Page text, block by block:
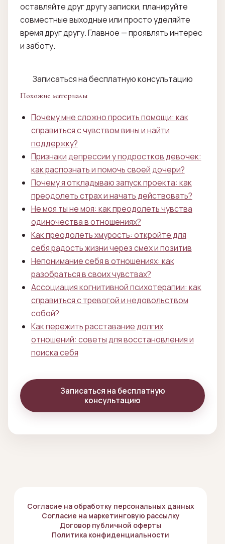
оставляйте друг другу записки, планируйте
совместные выходные или просто уделяйте
время друг другу. Главное — проявлять интерес
и заботу.
Записаться на бесплатную консультацию
Похожие материалы
Почему мне сложно просить помощи: как
справиться с чувством вины и найти
поддержку?
Признаки депрессии у подростков девочек:
как распознать и помочь своей дочери?
Почему я откладываю запуск проекта: как
преодолеть страх и начать действовать?
Не моя ты не моя: как преодолеть чувства
одиночества в отношениях?
Как преодолеть хмурость: откройте для
себя радость жизни через смех и позитив
Непонимание себя в отношениях: как
разобраться в своих чувствах?
Ассоциация когнитивной психотерапии: как
справиться с тревогой и недовольством
собой?
Как пережить расставание долгих
отношений: советы для восстановления и
поиска себя
Записаться на бесплатную
консультацию
Согласие на обработку персональных данных
Согласие на маркетинговую рассылку
Договор публичной оферты
Политика конфиденциальности